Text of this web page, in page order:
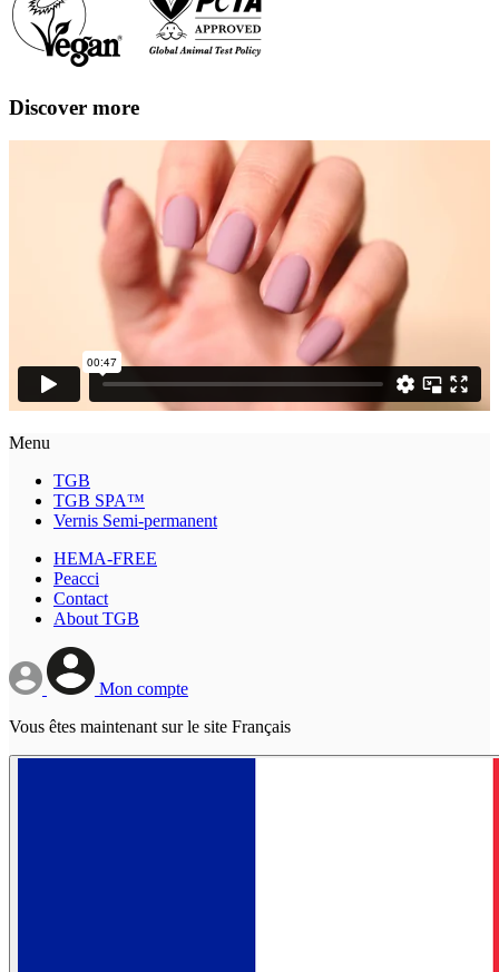
Discover more
Menu
TGB
TGB SPA™
Vernis Semi-permanent
HEMA-FREE
Peacci
Contact
About TGB
Mon compte
Vous êtes maintenant sur le site Français